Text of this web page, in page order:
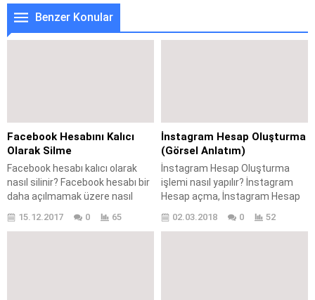
Benzer Konular
Facebook Hesabını Kalıcı
Olarak Silme
Facebook hesabı kalıcı olarak
nasıl silinir? Facebook hesabı bir
daha açılmamak üzere nasıl
olarak silinirken nelere dikkat
15.12.2017 0 65
İnstagram Hesap Oluşturma
(Görsel Anlatım)
İnstagram Hesap Oluşturma
işlemi nasıl yapılır? İnstagram
Hesap açma, İnstagram Hesap
gerçekleştirilir? İnstagram profil
02.03.2018 0 52